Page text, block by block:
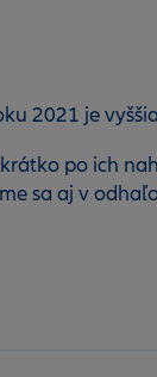
2021 je
po ich
sa aj v